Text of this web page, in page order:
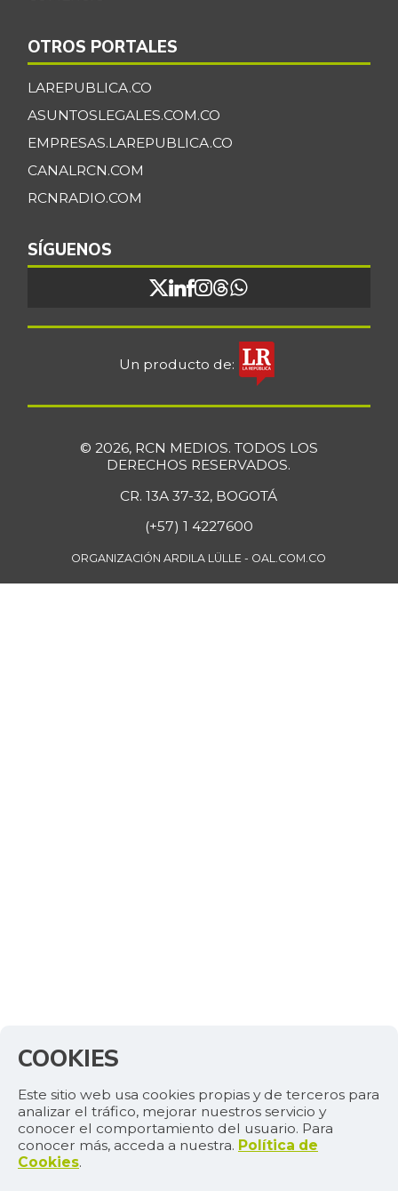
OTROS PORTALES
LAREPUBLICA.CO
ASUNTOSLEGALES.COM.CO
EMPRESAS.LAREPUBLICA.CO
CANALRCN.COM
RCNRADIO.COM
SÍGUENOS
Un producto de:
© 2026, RCN MEDIOS. TODOS LOS
DERECHOS RESERVADOS.
CR. 13A 37-32, BOGOTÁ
(+57) 1 4227600
ORGANIZACIÓN ARDILA LÜLLE - OAL.COM.CO
COOKIES
Este sitio web usa cookies propias y de terceros para
analizar el tráfico, mejorar nuestros servicio y
conocer el comportamiento del usuario. Para
conocer más, acceda a nuestra. Política de
Cookies.